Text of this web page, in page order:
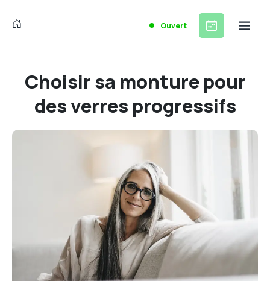
Ouvert
Choisir sa monture pour
des verres progressifs